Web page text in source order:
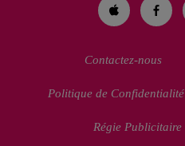
Contactez-nous
Politique de Confidentialité
Régie Publicitaire